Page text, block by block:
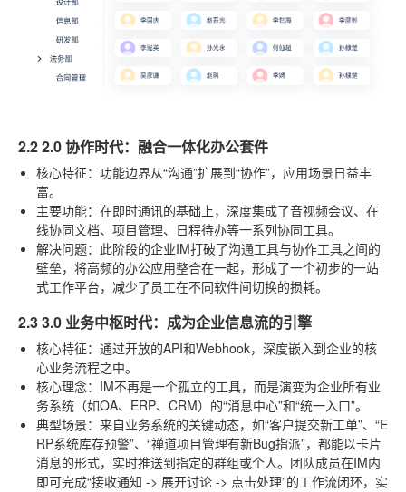
2.2 2.0 协作时代：融合一体化办公套件
核心特征：功能边界从“沟通”扩展到“协作”，应用场景日益丰
富。
主要功能：在即时通讯的基础上，深度集成了音视频会议、在
线协同文档、项目管理、日程待办等一系列协同工具。
解决问题：此阶段的企业IM打破了沟通工具与协作工具之间的
壁垒，将高频的办公应用整合在一起，形成了一个初步的一站
式工作平台，减少了员工在不同软件间切换的损耗。
2.3 3.0 业务中枢时代：成为企业信息流的引擎
核心特征：通过开放的API和Webhook，深度嵌入到企业的核
心业务流程之中。
核心理念：IM不再是一个孤立的工具，而是演变为企业所有业
务系统（如OA、ERP、CRM）的“消息中心”和“统一入口”。
典型场景：来自业务系统的关键动态，如“客户提交新工单”、“E
RP系统库存预警”、“禅道项目管理有新Bug指派”，都能以卡片
消息的形式，实时推送到指定的群组或个人。团队成员在IM内
即可完成“接收通知 -> 展开讨论 -> 点击处理”的工作流闭环，实